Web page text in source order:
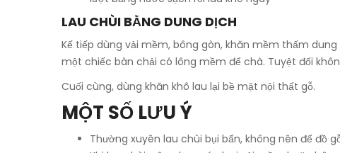
LAU CHÙI BẰNG DUNG DỊCH
Kế tiếp dùng vải mềm, bông gòn, khăn mềm thấm
một chiếc bàn chải có lông mềm để chà. Tuyệt đối
Cuối cùng, dùng khăn khô lau lại bề mặt nội thất gỗ.
MỘT SỐ LƯU Ý
Thường xuyên lau chùi bụi bẩn, không nên để đồ